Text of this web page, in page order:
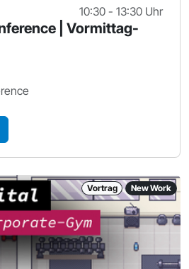
10:30 - 13:30 Uhr
| Vormittag-
Vortrag New Work